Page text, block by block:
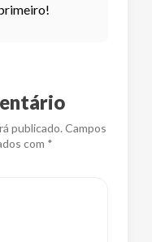
publicado. Campos
com *